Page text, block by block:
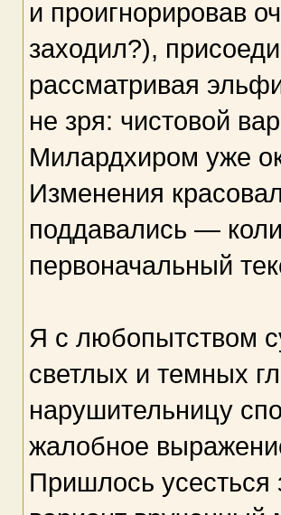
и проигнорировав
заходил?),
рассматривая
не зря: чистовой
Милардхиром уже
Изменения
поддавались —
первоначальный
Я с любопытством
светлых и темных
нарушительницу
жалобное
Пришлось усесться